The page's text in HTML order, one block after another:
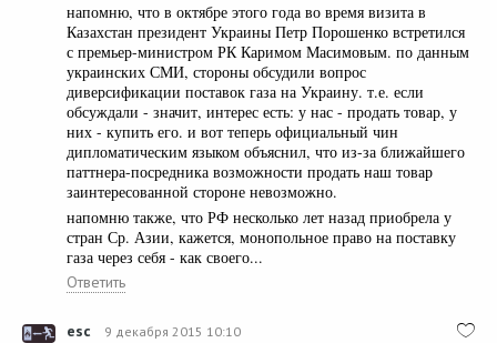
напомню, что в октябре этого года во время визита в
Казахстан президент Украины Петр Порошенко встретился
с премьер-министром РК Каримом Масимовым. по данным
украинских СМИ, стороны обсудили вопрос
диверсификации поставок газа на Украину. т.е. если
обсуждали - значит, интерес есть: у нас - продать товар, у
них - купить его. и вот теперь официальный чин
дипломатическим языком объяснил, что из-за ближайшего
паттнера-посредника возможности продать наш товар
заинтересованной стороне невозможно.
напомню также, что РФ несколько лет назад приобрела у
стран Ср. Азии, кажется, монопольное право на поставку
газа через себя - как своего...
Ответить
esc 9 декабря 2015 10:10